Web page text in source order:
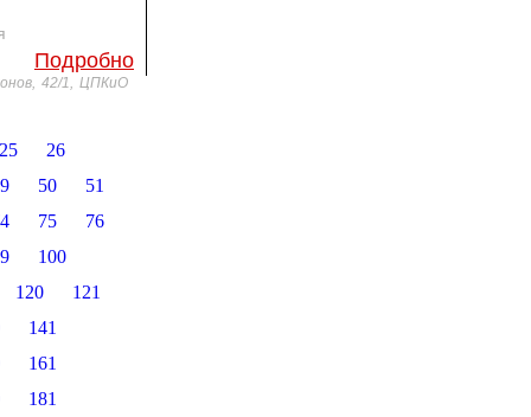
42/1, ЦПКиО
Подробно
25
26
50
51
75
76
100
120
121
141
161
181